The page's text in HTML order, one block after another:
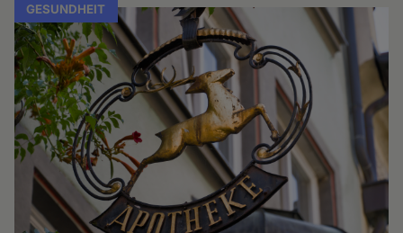
GESUNDHEIT